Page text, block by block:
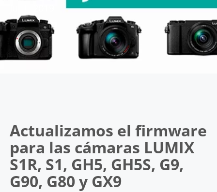
Actualizamos el firmware
para las cámaras LUMIX
S1R, S1, GH5, GH5S, G9,
G90, G80 y GX9